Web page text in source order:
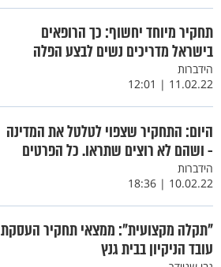
תחקיר מיוחד יחשוף: כך הרופאים
בישראל מדריכים נשים לבצע הפלה
הידברות
11.02.22 | 12:01
היום: התחקיר שצפוי לטלטל את המדינה
- ושהם לא רוצים שתראו. כל הפרטים
הידברות
10.02.22 | 18:36
"תקלה מקצועית": ממצאי תחקיר העסקת
עובד הניקיון בבית גנץ